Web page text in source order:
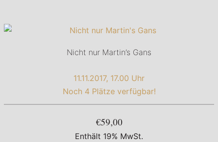
Nicht nur Martin’s Gans
11.11.2017, 17.00 Uhr
Noch 4 Plätze verfügbar!
€59,00
Enthält 19% MwSt.